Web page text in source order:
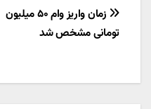
راهبری
نوشته
زمان واریز وام ۵۰ میلیون
تومانی مشخص شد